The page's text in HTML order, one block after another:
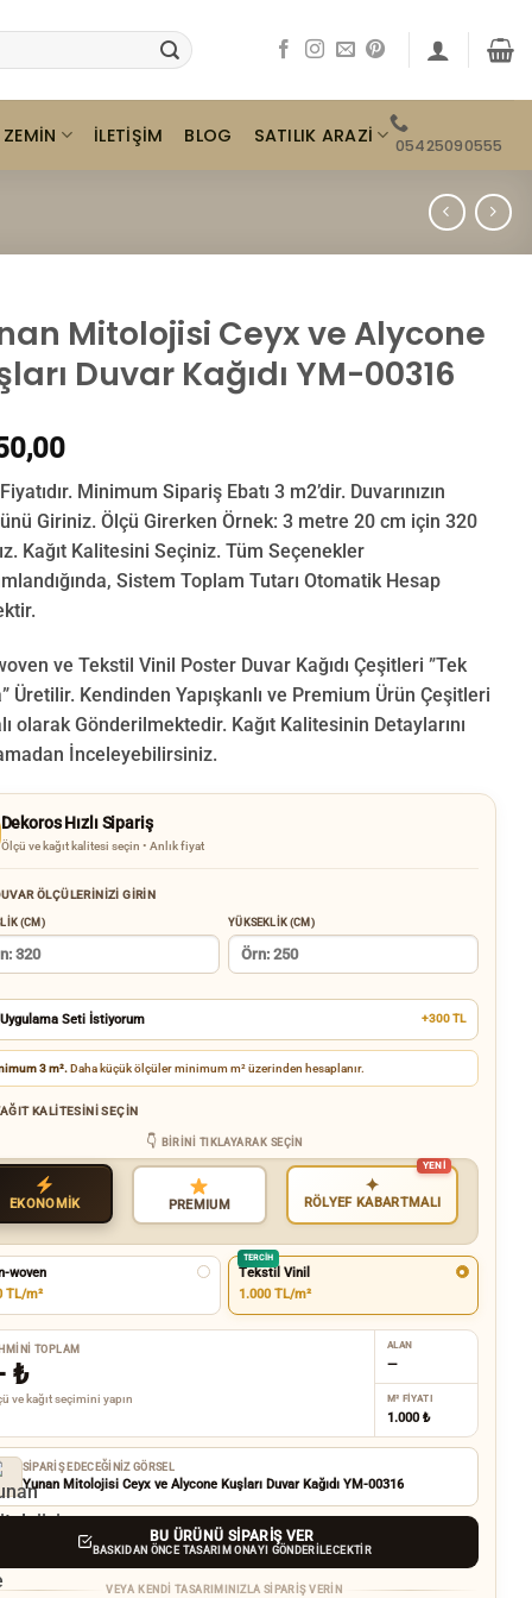
ZEMIN İLETIŞIM BLOG SATILIK ARAZI 05425090555
Mitolojisi Ceyx ve Alycone
Duvar Kağıdı YM-00316
Minimum Sipariş Ebatı 3 m2’dir. Duvarınızın
Giriniz. Ölçü Girerken Örnek: 3 metre 20 cm için 320
Kağıt Kalitesini Seçiniz. Tüm Seçenekler
Sistem Toplam Tutarı Otomatik Hesap
ve Tekstil Vinil Poster Duvar Kağıdı Çeşitleri ”Tek
Üretilir. Kendinden Yapışkanlı ve Premium Ürün Çeşitleri
olarak Gönderilmektedir. Kağıt Kalitesinin Detaylarını
İnceleyebilirsiniz.
Dekoros Hızlı Sipariş
Ölçü ve kağıt kalitesi seçin • Anlık fiyat
ÖLÇÜLERINIZI GIRIN
(CM) YÜKSEKLIK (CM)
Uygulama Seti İstiyorum +300 TL
3 m².Daha küçük ölçüler minimum m² üzerinden hesaplanır.
KALITESINI SEÇIN
BIRINI TIKLAYARAK SEÇIN
EKONOMİK PREMIUM
✦
RÖLYEF KABARTMALI
woven
TL/m²
TERCIH
Tekstil Vinil
1.000 TL/m²
TOPLAM
₺
ve kağıt seçimini yapın
ALAN
—
M² FIYATI
1.000 ₺
SIPARIŞ EDECEĞINIZ GÖRSEL
Yunan Mitolojisi Ceyx ve Alycone Kuşları Duvar Kağıdı YM-00316
BU ÜRÜNÜ SIPARIŞ VER
BASKIDAN ÖNCE TASARIM ONAYI GÖNDERILECEKTIR
VEYA KENDI TASARIMINIZLA SIPARIŞ VERIN